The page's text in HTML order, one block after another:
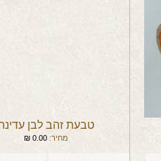
טבעת זהב לבן
מחיר: 0.00
₪